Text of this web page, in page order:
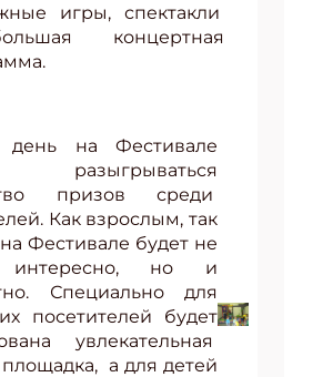
игры, спектакли
концертная
день на Фестивале
разыгрываться
призов среди
Как взрослым, так
Фестивале будет не
интересно, но и
Специально для
посетителей будет
увлекательная
а для детей